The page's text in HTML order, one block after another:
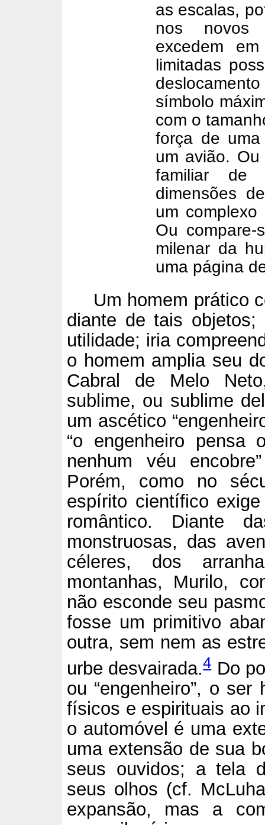
as escalas,
nos novos
excedem
limitadas
símbolo
com o
força de
um avião.
familiar de
dimensões
um
Ou
milenar da
uma página
Um homem prático
diante de tais objetos;
utilidade; iria
o homem amplia seu
Cabral de Melo
sublime, ou sublime
um ascético
“o engenheiro
nenhum véu
Porém, como no
espírito científico
romântico. Diante
monstruosas, das
céleres, dos
montanhas, Murilo,
não esconde seu
fosse um primitivo
outra, sem nem as
urbe desvairada.4Do
ou “engenheiro”, o
físicos e espirituais ao
o automóvel é uma
uma extensão de sua
seus ouvidos; a tela
seus olhos (cf.
expansão, mas a